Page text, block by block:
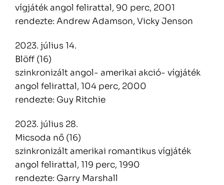
vígjáték angol felirattal, 90 perc, 2001
rendezte: Andrew Adamson, Vicky Jenson
2023. július 14.
Blöff (16)
szinkronizált angol- amerikai akció- vígjáték
angol felirattal, 104 perc, 2000
rendezte: Guy Ritchie
2023. július 28.
Micsoda nő (16)
szinkronizált amerikai romantikus vígjáték
angol felirattal, 119 perc, 1990
rendezte: Garry Marshall